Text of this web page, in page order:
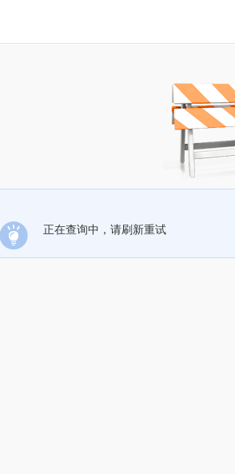
正在查询中，请刷新重试